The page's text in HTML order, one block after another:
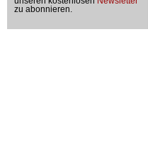
zu abonnieren.